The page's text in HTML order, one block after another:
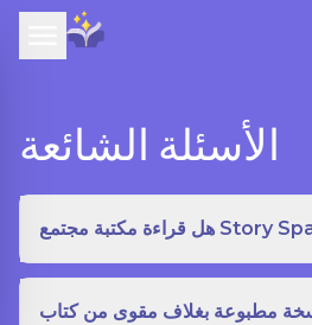
الأسئلة الشائعة
مطبوعة بغلاف مقوى من كتاب